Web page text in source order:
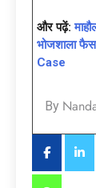
और पढ़ें:
भोजशाला
Case
By